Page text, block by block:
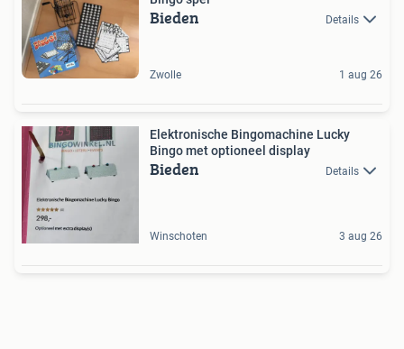
Bieden Details
Zwolle 1 aug 26
Elektronische Bingomachine Lucky
Bingo met optioneel display
Bieden Details
Winschoten 3 aug 26